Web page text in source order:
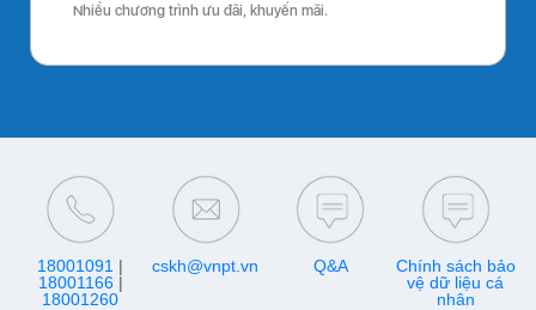
Nhiều chương trình ưu đãi, khuyến mãi.
18001091 |
18001166|
18001260
cskh@vnpt.vn Q&A
Chính sách bảo
vệ dữ liệu cá
nhân